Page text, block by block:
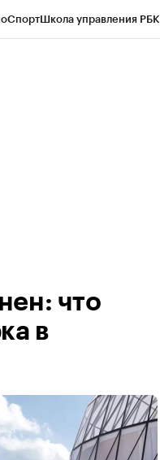
СпортШкола управления РБК
что
в